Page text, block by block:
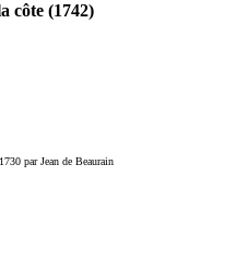
côte (1742)
par Jean de Beaurain